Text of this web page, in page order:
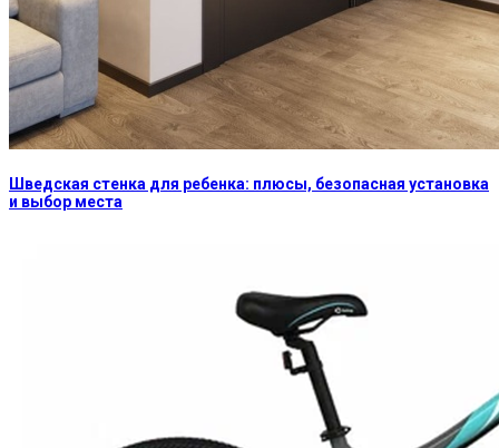
Шведская стенка для ребенка: плюсы, безопасная установка
и выбор места